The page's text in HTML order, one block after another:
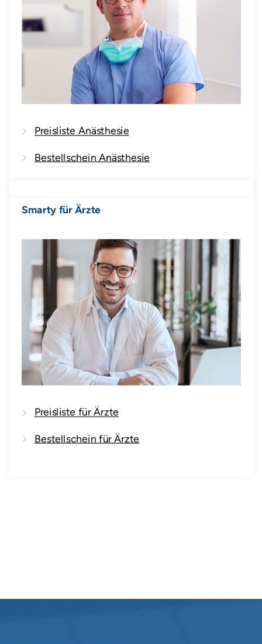
Preisliste Anästhesie
Bestellschein Anästhesie
Smarty für Ärzte
Preisliste für Ärzte
Bestellschein für Ärzte